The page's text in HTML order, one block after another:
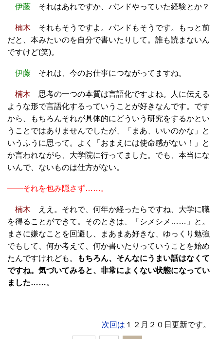
伊藤 それはあれですか、バンドやっていた経験とか？
楠木 それもそうですよ。バンドもそうです。もっと前
だと、本みたいのを自分で書いたりして。誰も読まないん
ですけど(笑)。
伊藤 それは、今のお仕事につながってますね。
楠木 思考の一つの本質は言語化ですよね。人に伝える
ような形で言語化するっていうことが好きなんです。です
から、もちろんそれが具体的にどういう研究をするかとい
うことではありませんでしたが、「まあ、いいのかな」と
いうふうに思って。よく「おまえには使命感がない！」と
か言われながら、大学院に行ってました。でも、本当にな
いんで、ないものは仕方がない。
――それを包み隠さず……。
楠木 ええ。それで、何年か経ったらですね、大学に職
を得ることができて。そのときは、「シメシメ……」と。
まさに嫌なことを回避し、まあまあ好きな、ゆっくり勉強
でもして、何か考えて、何か書いたりっていうことを始め
たんですけれども。
もちろん、そんなにうまい話はなくて
ですね。気づいてみると、非常によくない状態になってい
ました……。
次回は １２月２０日更新です。